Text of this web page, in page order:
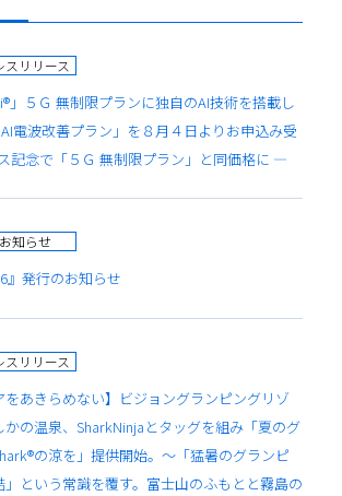
スリリース
」５Ｇ 無制限プランに独自のAI技術を搭載し
電波改善プラン」を８月４日よりお申込み受
記念で「５Ｇ 無制限プラン」と同価格に ―
お知らせ
』発行のお知らせ
スリリース
をあきらめない】ビジョングランピングリゾ
の温泉、SharkNinjaとタッグを組み「夏のグ
の涼を」提供開始。～「猛暑のグランピ
」という常識を覆す。富士山のふもとと霧島の